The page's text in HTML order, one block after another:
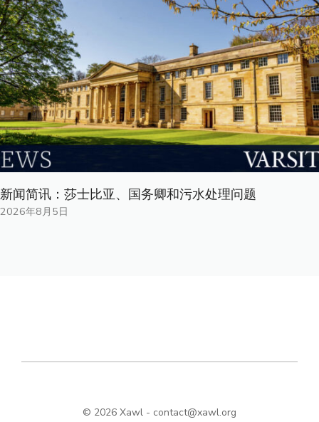
新闻简讯：莎士比亚、国务卿和污水处理问题
2026年8月5日
© 2026 Xawl - contact@xawl.org